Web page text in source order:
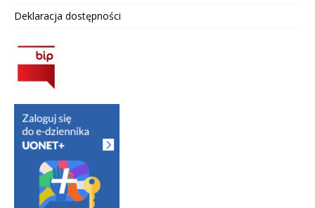
Deklaracja dostępności